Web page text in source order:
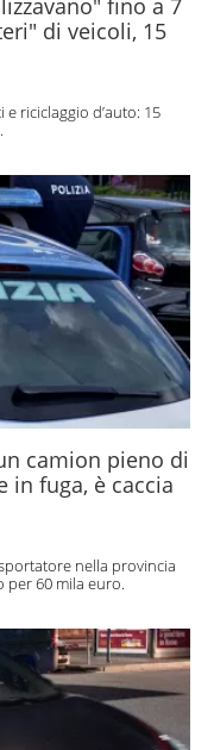
di veicoli, 15
riciclaggio d’auto: 15
camion pieno di
in fuga, è caccia
nella provincia
per 60 mila euro.